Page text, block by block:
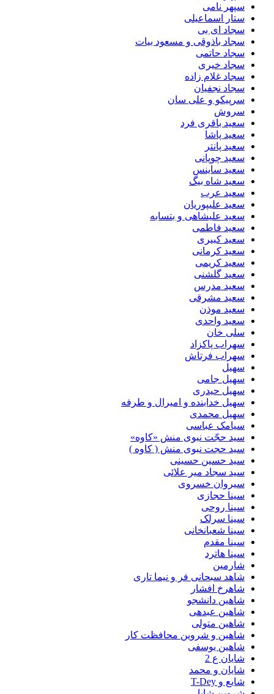
سپهر نامی
ستار اسماعیلی
سجاد ای بی
سجاد باذوقی و مسعود بیات
سجاد حاتمی
سجاد خیری
سجاد غلام زاده
سجاد نجفیان
سرپیکو و علی سان
سروش
سعید باقری فرد
سعید پاشا
سعید پانتر
سعید چوپانی
سعید ساینس
سعید شاه بیگ
سعید عرب
سعید علیپوریان
سعید علیشاهی و بتسابه
سعید فاطمی
سعید کبیری
سعید کرمانی
سعید کریمی
سعید گلشنی
سعید مدرس
سعید مشرقی
سعید موذن
سعید واحدی
سلی خان
سهراب پاکزاد
سهراب فرتاش
سهیل
سهیل جامی
سهیل حیدری
سهیل خدابنده و امیرال و طرفه
سهیل محمدی
سیامک عباسی
سید حجّت نبوی منش «کاوه»
سید حجت نبوی منش ( کاوه )
سید حسین حسینى
سید سجاد میر علائی
سیروان خسروی
سینا حجازی
سینا روحی
سینا سرلک
سینا شعبانخانی
سینا مقدم
سینا هاترد
شارمین
شاهد سبحانی فر و نیما تاری
شاهرخ افشار
شاهین دانشجو
شاهین عبدهی
شاهین متولی
شاهین و شروین محافظت کار
شاهین یوسفی
شایان ع 2
شایان و محمد
شایع و T-Dey